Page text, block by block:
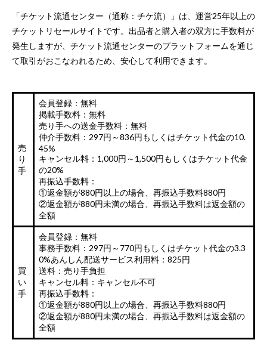
「チケット流通センター（通称：チケ流）」は、運営25年以上の
チケットリセールサイトです。出品者と購入者の双方に手数料が
発生しますが、チケット流通センターのプラットフォームを通じ
て取引がおこなわれるため、安心して利用できます。
売
り
手
会員登録：無料
掲載手数料：無料
売り手への送金手数料：無料
仲介手数料：297円～836円もしくはチケット代金の10.
45%
キャンセル料：1,000円～1,500円もしくはチケット代金
の20%
再振込手数料：
①返金額が880円以上の場合、再振込手数料880円
②返金額が880円未満の場合、再振込手数料は返金額の
全額
買
い
手
会員登録：無料
事務手数料：297円～770円もしくはチケット代金の3.3
0%あんしん配送サービス利用料：825円
送料：売り手負担
キャンセル料：キャンセル不可
再振込手数料：
①返金額が880円以上の場合、再振込手数料880円
②返金額が880円未満の場合、再振込手数料は返金額の
全額